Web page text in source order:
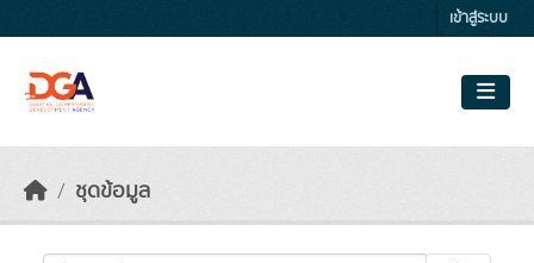
เข้าสู่ระบบ
ชุดข้อมูล